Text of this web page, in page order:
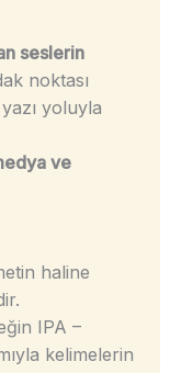
seslerin
noktası
yoluyla
ve
haline
IPA –
kelimelerin